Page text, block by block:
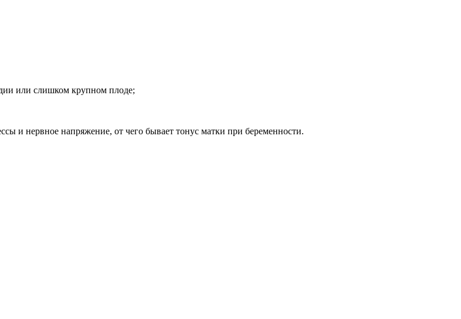
или слишком крупном плоде;
и нервное напряжение, от чего бывает тонус матки при беременности.